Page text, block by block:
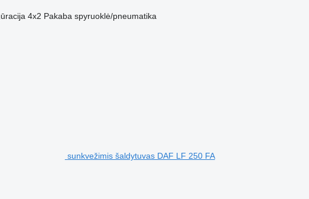
4x2 Pakaba spyruoklė/pneumatika
sunkvežimis šaldytuvas DAF LF 250 FA